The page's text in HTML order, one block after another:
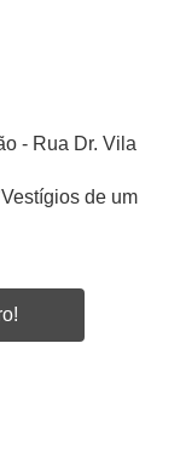
- Rua Dr. Vila
de um